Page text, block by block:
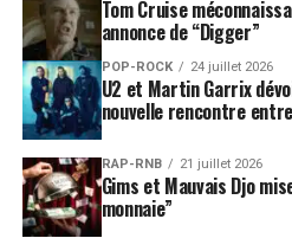
Tom Cruise
annonce de “Digger”
POP-ROCK 24 juillet 2026
U2 et Martin Garrix
nouvelle rencontre
RAP-RNB 21 juillet 2026
Gims et Mauvais Djo
monnaie”